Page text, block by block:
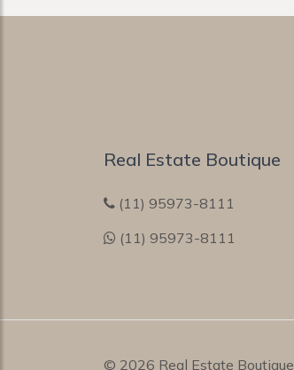
Real Estate Boutique
(11) 95973-8111
(11) 95973-8111
© 2026 Real Estate Boutique